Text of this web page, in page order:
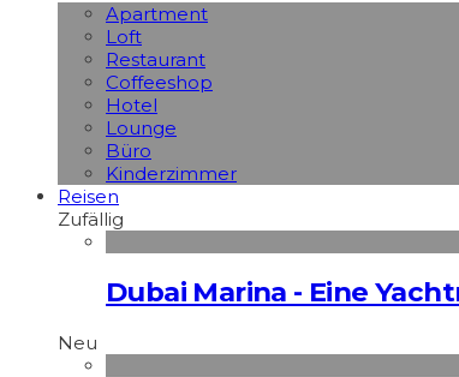
Apart­ment
Loft
Restaurant
Coffeeshop
Hotel
Lounge
Büro
Kinderzimmer
Reisen
Zufällig
Dubai Marina - Eine
Neu